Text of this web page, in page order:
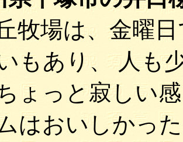
牧場は、金曜
もあり、 人も
ょっと寂しい
はおいしかっ